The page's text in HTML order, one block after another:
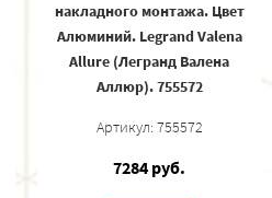
накладного монтажа. Цвет
Алюминий. Legrand Valena
Allure (Легранд Валена
Аллюр). 755572
Артикул: 755572
7284 руб.